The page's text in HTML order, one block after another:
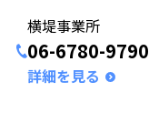
横堤事業所
06-6780-9790
詳細を見る